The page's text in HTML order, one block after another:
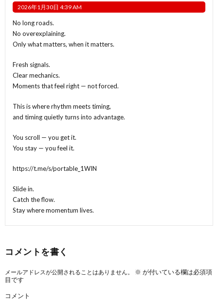
2026年1月30日 4:39 AM
No long roads.
No overexplaining.
Only what matters, when it matters.
Fresh signals.
Clear mechanics.
Moments that feel right — not forced.
This is where rhythm meets timing,
and timing quietly turns into advantage.
You scroll — you get it.
You stay — you feel it.
https://t.me/s/portable_1WIN
Slide in.
Catch the flow.
Stay where momentum lives.
コメントを書く
メールアドレスが公開されることはありません。 ※ が付いている欄は必須項
目です
コメント